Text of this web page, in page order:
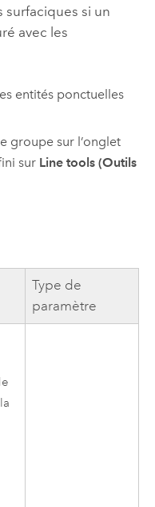
surfaciques si un
avec les
entités ponctuelles
groupe sur l’onglet
sur Line tools (Outils
Type de
paramètre